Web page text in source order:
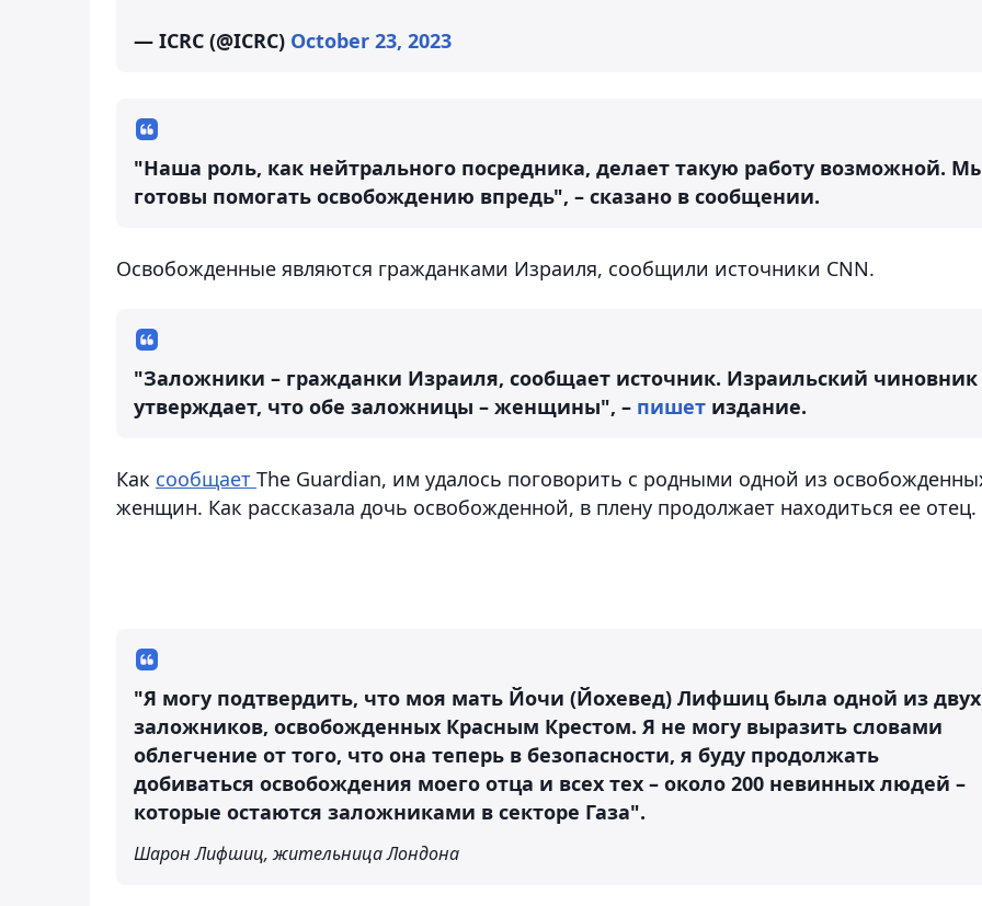
— ICRC (@ICRC) October 23, 2023
"Наша роль, как нейтрального посредника, делает такую работу возможной.
готовы помогать освобождению впредь", – сказано в сообщении.
Освобожденные являются гражданками Израиля, сообщили источники CNN.
"Заложники – гражданки Израиля, сообщает источник. Израильский чиновник
утверждает, что обе заложницы – женщины", – пишет издание.
Как сообщает The Guardian, им удалось поговорить с родными одной из
женщин. Как рассказала дочь освобожденной, в плену продолжает находиться ее отец.
"Я могу подтвердить, что моя мать Йочи (Йохевед) Лифшиц была одной из двух
заложников, освобожденных Красным Крестом. Я не могу выразить словами
облегчение от того, что она теперь в безопасности, я буду продолжать
добиваться освобождения моего отца и всех тех – около 200 невинных людей –
которые остаются заложниками в секторе Газа".
Шарон Лифшиц, жительница Лондона